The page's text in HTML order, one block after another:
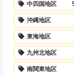
中四国地区
沖縄地区
東海地区
九州北地区
南関東地区